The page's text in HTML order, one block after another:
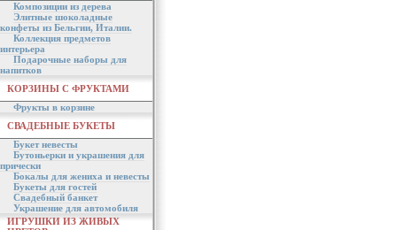
Композиции из дерева
Элитные шоколадные
конфеты из Бельгии, Италии.
Коллекция предметов
интерьера
Подарочные наборы для
напитков
КОРЗИНЫ С ФРУКТАМИ
Фрукты в корзине
СВАДЕБНЫЕ БУКЕТЫ
Букет невесты
Бутоньерки и украшения для
прически
Бокалы для жениха и невесты
Букеты для гостей
Свадебный банкет
Украшение для автомобиля
ИГРУШКИ ИЗ ЖИВЫХ